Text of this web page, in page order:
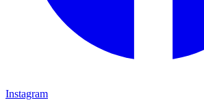
Instagram